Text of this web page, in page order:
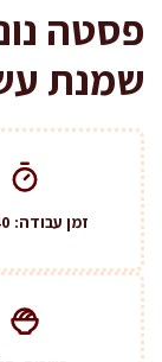
פסטה
שמנת
זמן עבודה: 40 דק'